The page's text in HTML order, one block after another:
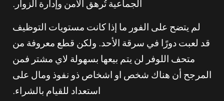
الجماعية تُرهق الأمن وإدارة الزوار.
لم يتضح على الفور ما إذا كانت مستويات التوظيف
قد لعبت دورًا في سرقة الأحد. ولكن قطع معروفة من
متحف اللوفر لن يتم بيعها بسهولة لاي مشتر فمن
المرجح أن هناك شخص او اشخاص ذو نفوذ ومال على
استعداد للقيام بالشراء.